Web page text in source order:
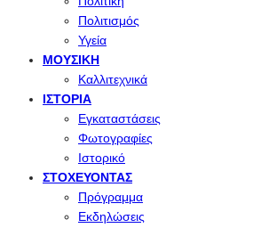
Πολιτισμός
Υγεία
ΜΟΥΣΙΚΉ
Καλλιτεχνικά
ΙΣΤΟΡΊΑ
Εγκαταστάσεις
Φωτογραφίες
Ιστορικό
ΣΤΟΧΕΎΟΝΤΑΣ
Πρόγραμμα
Εκδηλώσεις